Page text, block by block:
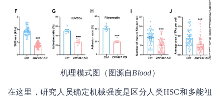
机理模式图（图源自Blood）
在这里，研究人员确定机械强度是区分人类HSC和多能祖